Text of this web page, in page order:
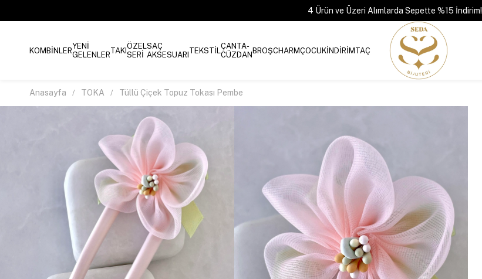
4 Ürün ve Üzeri Alımlarda Sepette %15 İndirim!
KOMBİNLERYENİ
GELENLERTAKIÖZEL
SERİ
SAÇ
AKSESUARI TEKSTİLÇANTA-
CÜZDANBROŞCHARMÇOCUKİNDİRİMTAÇ
Anasayfa TOKA Tüllü Çiçek Topuz Tokası Pembe